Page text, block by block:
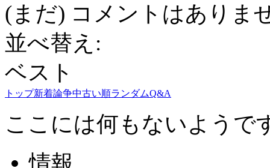
(まだ) コメントはありま
並べ替え:
ベスト
トップ新着論争中古い順ランダムQ&A
ここには何もないようで
情報